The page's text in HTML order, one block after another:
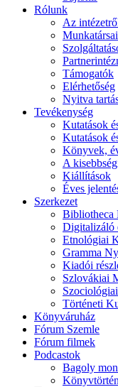
Rólunk
Az
Támogatók
Elérhetőség
Nyitva
Tevékenység
Kutatások
Kutatások
Könyvek,
A
Kiállítások
Éves
Szerkezet
Bibliotheca
Digitalizáló
Etnológiai
Gramma
Kiadói
Szlovákiai
Történeti
Könyváruház
Fórum Szemle
Fórum filmek
Podcastok
Bagoly